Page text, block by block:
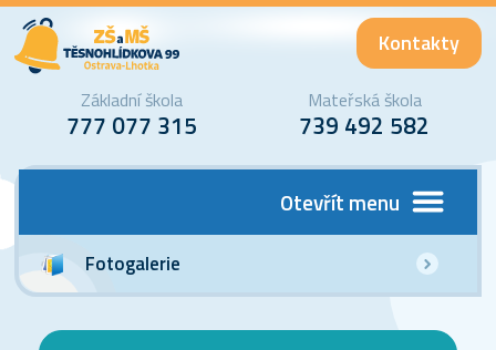
Kontakty
Základní škola
777 077 315
Mateřská škola
739 492 582
Otevřít menu
Fotogalerie